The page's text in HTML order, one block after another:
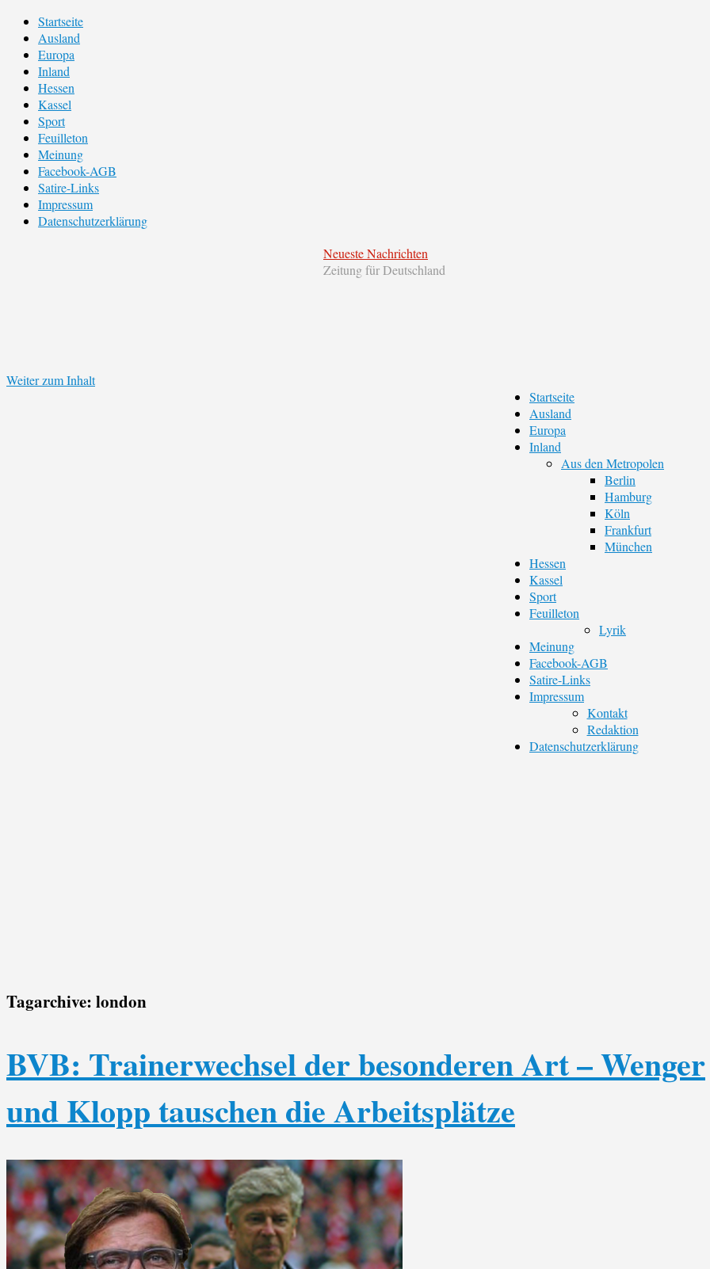
Startseite
Ausland
Europa
Inland
Hessen
Kassel
Sport
Feuilleton
Meinung
Facebook-AGB
Satire-Links
Impressum
Datenschutzerklärung
Neueste Nachrichten
Zeitung für Deutschland
Weiter zum Inhalt
Startseite
Ausland
Europa
Inland
Aus den Metropolen
Berlin
Hamburg
Köln
Frankfurt
München
Hessen
Kassel
Sport
Feuilleton
Lyrik
Meinung
Facebook-AGB
Satire-Links
Impressum
Kontakt
Redaktion
Datenschutzerklärung
Tagarchive: london
BVB: Trainerwechsel der besonderen Art – Wenger
und Klopp tauschen die Arbeitsplätze